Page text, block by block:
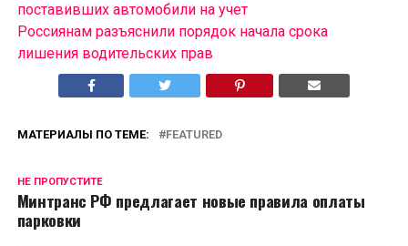
поставивших автомобили на учет
Россиянам разъяснили порядок начала срока
лишения водительских прав
МАТЕРИАЛЫ ПО ТЕМЕ: FEATURED
НЕ ПРОПУСТИТЕ
Минтранс РФ предлагает новые правила оплаты
парковки